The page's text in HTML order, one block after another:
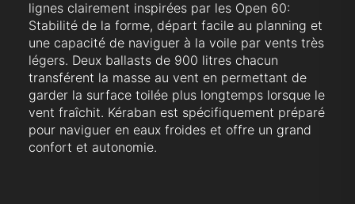
lignes clairement inspirées par les Open 60:
Stabilité de la forme, départ facile au planning et
une capacité de naviguer à la voile par vents très
légers. Deux ballasts de 900 litres chacun
transférent la masse au vent en permettant de
garder la surface toilée plus longtemps lorsque le
vent fraîchit. Kéraban est spécifiquement préparé
pour naviguer en eaux froides et offre un grand
confort et autonomie.